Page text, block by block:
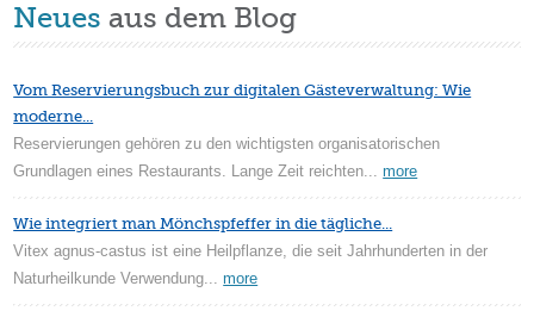
Neues aus dem Blog
Vom Reservierungsbuch zur digitalen Gästeverwaltung: Wie
moderne...
Reservierungen gehören zu den wichtigsten organisatorischen
Grundlagen eines Restaurants. Lange Zeit reichten...more
Wie integriert man Mönchspfeffer in die tägliche...
Vitex agnus-castus ist eine Heilpflanze, die seit Jahrhunderten in der
Naturheilkunde Verwendung...more